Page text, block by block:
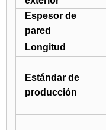
Espesor de
pared
Longitud
Estándar de
producción